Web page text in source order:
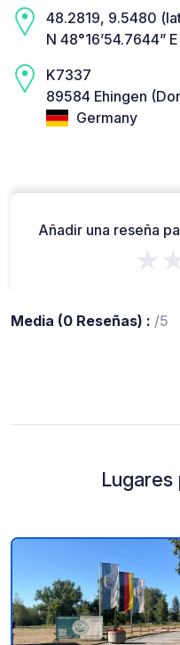
48.2819, 9.5480
N 48°16’54.7644”
K7337
89584 Ehingen
Germany
Añadir una reseña
Media (0 Reseñas) : /5